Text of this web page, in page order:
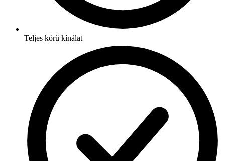
Teljes körű kínálat